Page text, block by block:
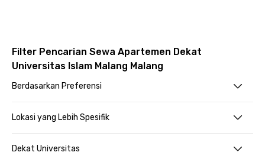
Filter Pencarian Sewa Apartemen Dekat
Universitas Islam Malang Malang
Berdasarkan Preferensi
Lokasi yang Lebih Spesifik
Dekat Universitas